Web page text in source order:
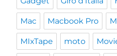
Mac Macbook Pro
MIxTape moto